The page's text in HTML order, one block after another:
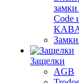
Code
Защелки
AGB